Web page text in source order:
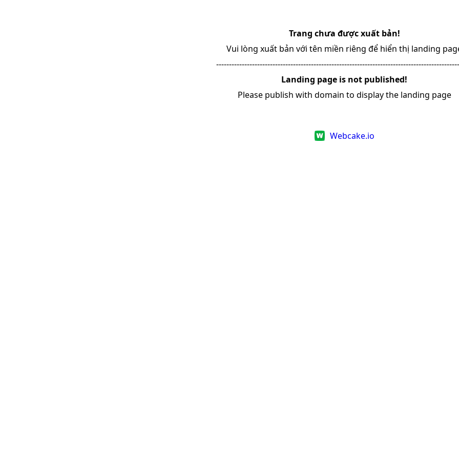
Trang chưa được xuất bản!
Vui lòng xuất bản với tên miền riêng để hiển thị landing
Landing page is not published!
Please publish with domain to display the landing page
Webcake.io